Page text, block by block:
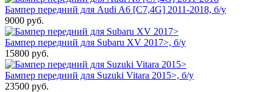
Бампер передний для Audi A6 [C7,4G] 2011-2018, б/у
9000 руб.
Бампер передний для Subaru XV 2017>, б/у
15800 руб.
Бампер передний для Suzuki Vitara 2015>, б/у
23500 руб.